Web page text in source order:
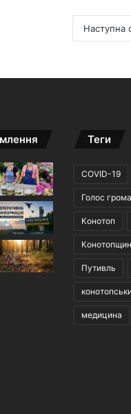
Наступна
Теги
COVID-19
Голос
Конотоп
Путивль
медицина